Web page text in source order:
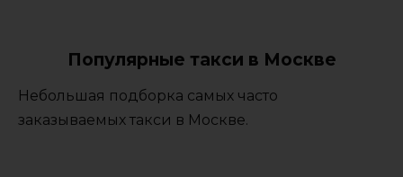
Популярные такси в Москве
Небольшая подборка самых часто
заказываемых такси в Москве.